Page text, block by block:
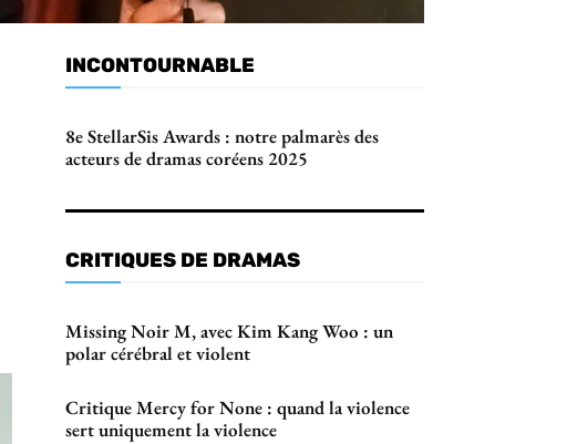
INCONTOURNABLE
8e StellarSis Awards : notre palmarès des
acteurs de dramas coréens 2025
CRITIQUES DE DRAMAS
Missing Noir M, avec Kim Kang Woo : un
polar cérébral et violent
Critique Mercy for None : quand la violence
sert uniquement la violence